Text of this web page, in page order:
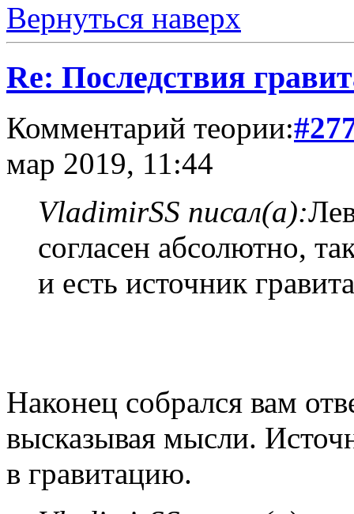
Вернуться наверх
Re: Последствия
Комментарий теории:
мар 2019, 11:44
VladimirSS писал(а):
согласен абсолютно,
и есть источник
Наконец собрался вам
высказывая мысли.
в гравитацию.